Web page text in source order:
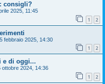
consigli?
2025, 11:45
1 2
febbraio 2025, 14:30
1 2
e di oggi...
ottobre 2024, 14:36
1 2